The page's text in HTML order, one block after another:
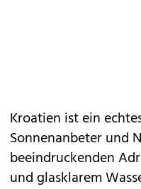
Kroatien ist ein
Sonnenanbeter und
beeindruckenden
und glasklarem